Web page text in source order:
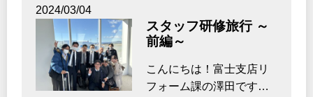
2024/03/04
スタッフ研修旅行 ～
前編～
こんにちは！富士支店リ
フォーム課の澤田です。